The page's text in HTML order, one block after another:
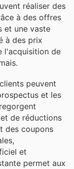
réaliser des
à des offres
et une vaste
à des prix
l'acquisition de
peuvent
et les
de réductions
des coupons
et
permet aux